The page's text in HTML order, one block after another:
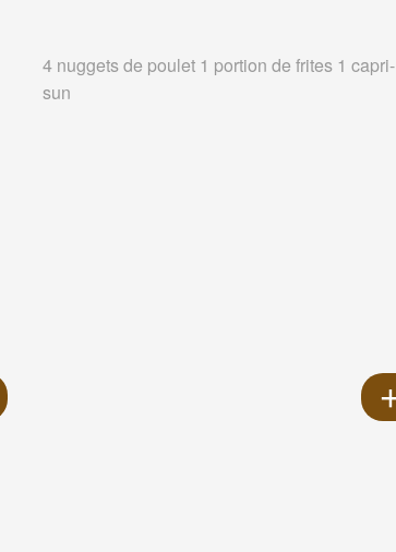
4 nuggets de poulet 1 portion de frites 1 capri-
sun